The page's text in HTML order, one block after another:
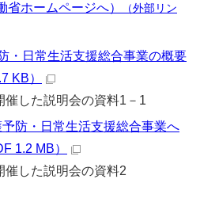
ホームページへ）
（外部リン
・日常生活支援総合事業の概要
KB）
催した説明会の資料1－1
予防・日常生活支援総合事業へ
1.2 MB）
催した説明会の資料2